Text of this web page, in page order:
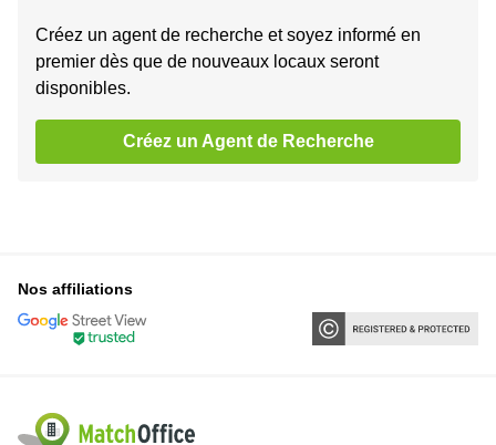
Créez un agent de recherche et soyez informé en
premier dès que de nouveaux locaux seront
disponibles.
Créez un Agent de Recherche
Nos affiliations